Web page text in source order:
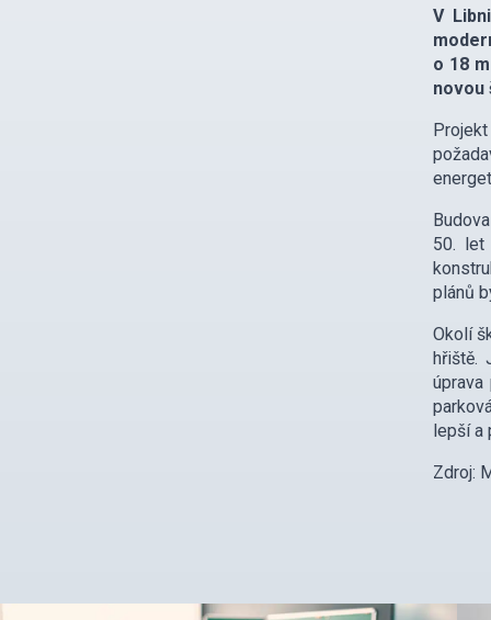
V
o 18
novou
50. let
plánů
Okolí
hřiště.
lepší a
Zdroj: